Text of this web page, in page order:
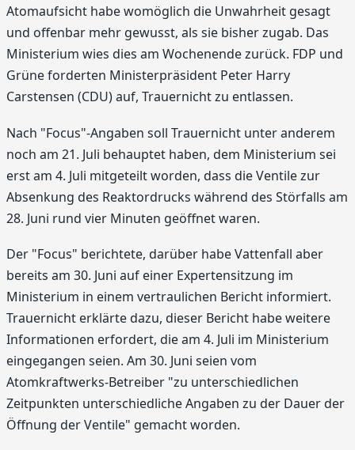
Atomaufsicht habe womöglich die Unwahrheit gesagt
und offenbar mehr gewusst, als sie bisher zugab. Das
Ministerium wies dies am Wochenende zurück. FDP und
Grüne forderten Ministerpräsident Peter Harry
Carstensen (CDU) auf, Trauernicht zu entlassen.
Nach "Focus"-Angaben soll Trauernicht unter anderem
noch am 21. Juli behauptet haben, dem Ministerium sei
erst am 4. Juli mitgeteilt worden, dass die Ventile zur
Absenkung des Reaktordrucks während des Störfalls am
28. Juni rund vier Minuten geöffnet waren.
Der "Focus" berichtete, darüber habe Vattenfall aber
bereits am 30. Juni auf einer Expertensitzung im
Ministerium in einem vertraulichen Bericht informiert.
Trauernicht erklärte dazu, dieser Bericht habe weitere
Informationen erfordert, die am 4. Juli im Ministerium
eingegangen seien. Am 30. Juni seien vom
Atomkraftwerks-Betreiber "zu unterschiedlichen
Zeitpunkten unterschiedliche Angaben zu der Dauer der
Öffnung der Ventile" gemacht worden.